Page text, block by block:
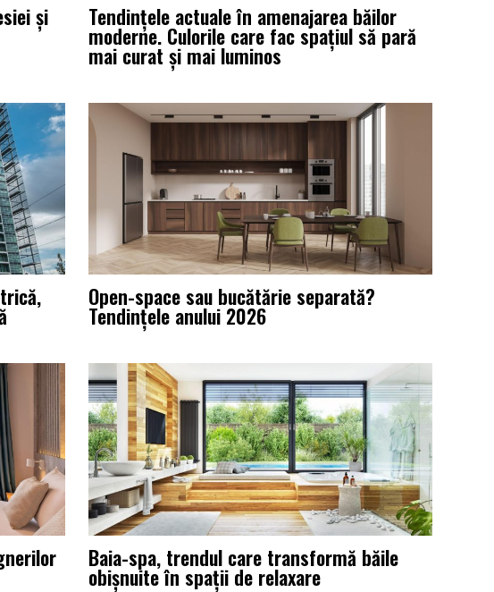
și Tendințele actuale în amenajarea băilor
moderne. Culorile care fac spațiul să pară
mai curat și mai luminos
Open-space sau bucătărie separată?
Tendințele anului 2026
Baia-spa, trendul care transformă băile
obișnuite în spații de relaxare